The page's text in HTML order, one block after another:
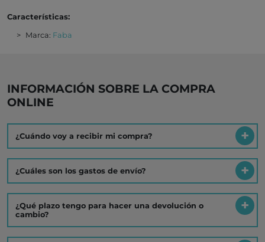
Características:
Marca: Faba
INFORMACIÓN SOBRE LA COMPRA
ONLINE
¿Cuándo voy a recibir mi compra?
¿Cuáles son los gastos de envío?
¿Qué plazo tengo para hacer una devolución o
cambio?